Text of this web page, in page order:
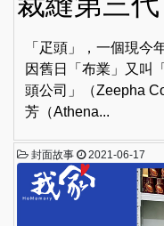
「疋頭」，一個現今
因舊日「布業」又叫
頭公司」（Zeepha
芳（Athena...
封面故事 2021-06-17